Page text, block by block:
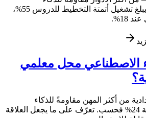
الاصطناعي في التعليم. يبلغ تشغيل أتمتة التخطيط للدروس 55%،
18%.
الاصطناعي محل معلمي
من أكثر المهن مقاومةً للذكاء
الاصطناعي بمخاطر أتمتة 24% فحسب. تعرّف على ما يجعل العلاقة